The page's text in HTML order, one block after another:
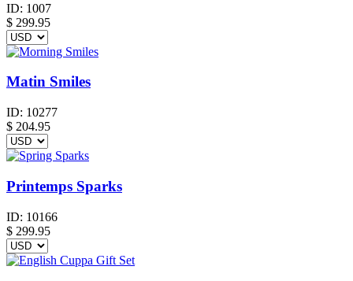
ID: 1007
$ 299.95
Matin Smiles
ID: 10277
$ 204.95
Printemps Sparks
ID: 10166
$ 299.95